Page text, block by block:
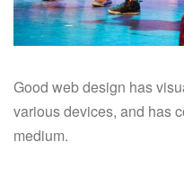
Good web design has
various devices, and has
medium.